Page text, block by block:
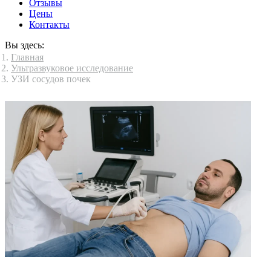
Отзывы
Цены
Контакты
Вы здесь:
Главная
Ультразвуковое исследование
УЗИ сосудов почек